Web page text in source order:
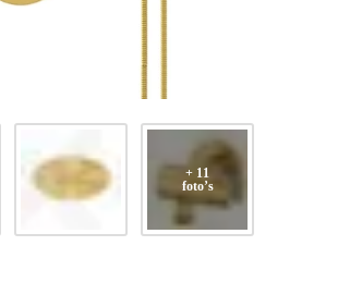
+ 11
foto’s